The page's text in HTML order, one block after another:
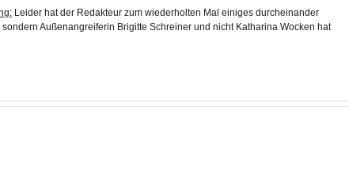
Leider hat der Redakteur zum wiederholten Mal einiges durcheinander
Außenangreiferin Brigitte Schreiner und nicht Katharina Wocken hat